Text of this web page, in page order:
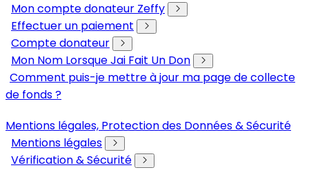
Mon compte donateur Zeffy
Effectuer un paiement
Compte donateur
Mon Nom Lorsque Jai Fait Un Don
Comment puis-je mettre à jour ma page de collecte
de fonds ?
Mentions légales, Protection des Données & Sécurité
Mentions légales
Vérification & Sécurité